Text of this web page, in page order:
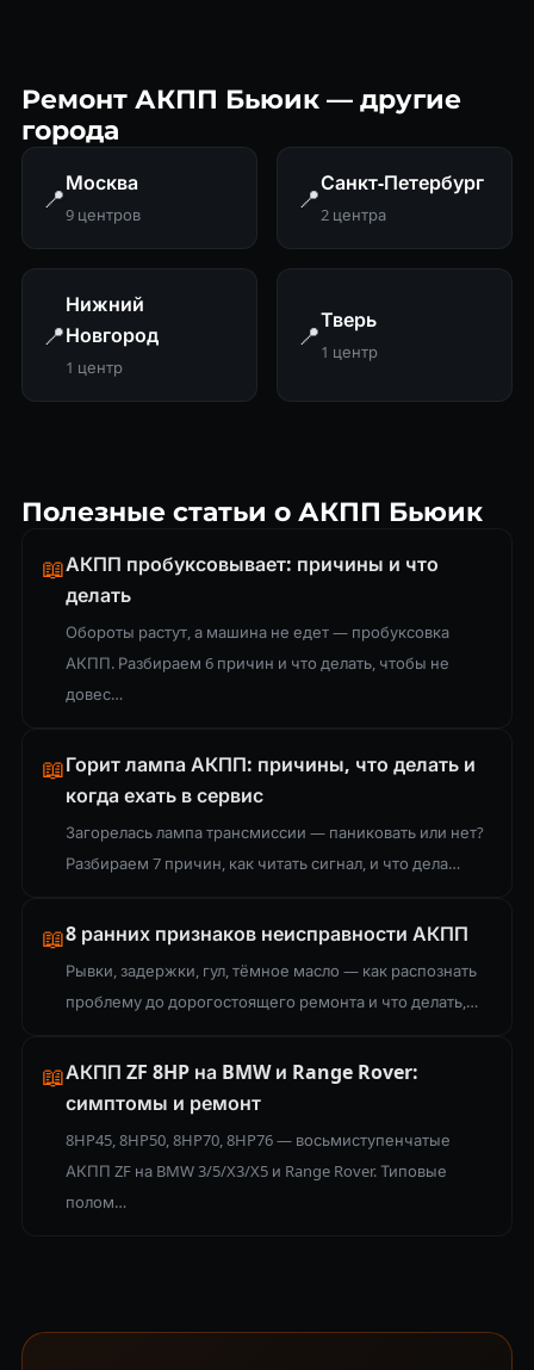
Ремонт АКПП Бьюик — другие
города
📍Москва
9 центров
📍Санкт-Петербург
2 центра
📍
Нижний
Новгород
1 центр
📍Тверь
1 центр
Полезные статьи о АКПП Бьюик
📖АКПП пробуксовывает: причины и что
делать
Обороты растут, а машина не едет — пробуксовка
АКПП. Разбираем 6 причин и что делать, чтобы не
довес…
📖Горит лампа АКПП: причины, что делать и
когда ехать в сервис
Загорелась лампа трансмиссии — паниковать или нет?
Разбираем 7 причин, как читать сигнал, и что дела…
📖8 ранних признаков неисправности АКПП
Рывки, задержки, гул, тёмное масло — как распознать
проблему до дорогостоящего ремонта и что делать,…
📖АКПП ZF 8HP на BMW и Range Rover:
симптомы и ремонт
8HP45, 8HP50, 8HP70, 8HP76 — восьмиступенчатые
АКПП ZF на BMW 3/5/X3/X5 и Range Rover. Типовые
полом…